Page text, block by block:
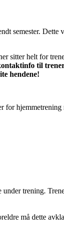
semester. Dette
sitter helt for
til
hendene!
for hjemmetrening
trening.
må dette